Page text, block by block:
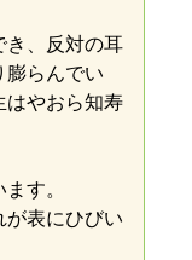
き、反対の耳
膨らんでい
はやおら知寿
す。
が表にひびい